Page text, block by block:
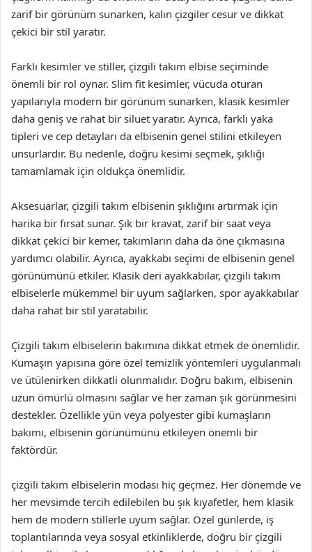
zarif bir görünüm sunarken, kalın çizgiler cesur ve dikkat
çekici bir stil yaratır.
Farklı kesimler ve stiller, çizgili takım elbise seçiminde
önemli bir rol oynar. Slim fit kesimler, vücuda oturan
yapılarıyla modern bir görünüm sunarken, klasik kesimler
daha geniş ve rahat bir siluet yaratır. Ayrıca, farklı yaka
tipleri ve cep detayları da elbisenin genel stilini etkileyen
unsurlardır. Bu nedenle, doğru kesimi seçmek, şıklığı
tamamlamak için oldukça önemlidir.
Aksesuarlar, çizgili takım elbisenin şıklığını artırmak için
harika bir fırsat sunar. Şık bir kravat, zarif bir saat veya
dikkat çekici bir kemer, takımların daha da öne çıkmasına
yardımcı olabilir. Ayrıca, ayakkabı seçimi de elbisenin genel
görünümünü etkiler. Klasik deri ayakkabılar, çizgili takım
elbiselerle mükemmel bir uyum sağlarken, spor ayakkabılar
daha rahat bir stil yaratabilir.
Çizgili takım elbiselerin bakımına dikkat etmek de önemlidir.
Kumaşın yapısına göre özel temizlik yöntemleri uygulanmalı
ve ütülenirken dikkatli olunmalıdır. Doğru bakım, elbisenin
uzun ömürlü olmasını sağlar ve her zaman şık görünmesini
destekler. Özellikle yün veya polyester gibi kumaşların
bakımı, elbisenin görünümünü etkileyen önemli bir
faktördür.
çizgili takım elbiselerin modası hiç geçmez. Her dönemde ve
her mevsimde tercih edilebilen bu şık kıyafetler, hem klasik
hem de modern stillerle uyum sağlar. Özel günlerde, iş
toplantılarında veya sosyal etkinliklerde, doğru bir çizgili